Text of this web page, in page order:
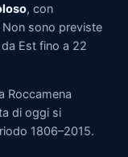
, con
sono previste
Est fino a 22
Roccamena
di oggi si
1806–2015.